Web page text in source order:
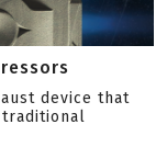
device that